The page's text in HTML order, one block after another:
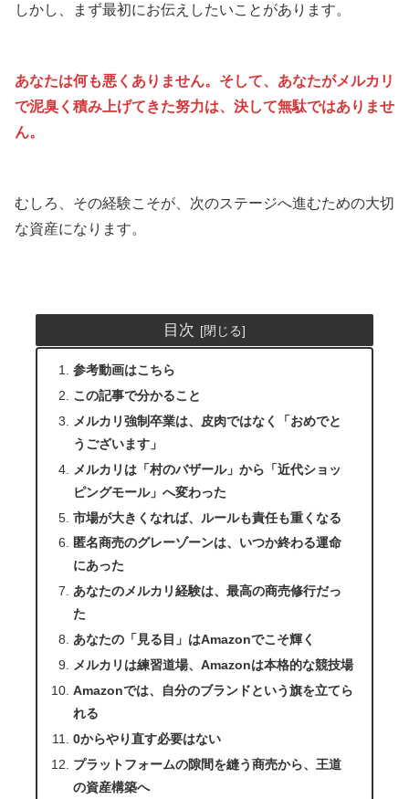
しかし、まず最初にお伝えしたいことがあります。
あなたは何も悪くありません。そして、あなたがメルカリ
で泥臭く積み上げてきた努力は、決して無駄ではありませ
ん。
むしろ、その経験こそが、次のステージへ進むための大切
な資産になります。
目次
参考動画はこちら
この記事で分かること
メルカリ強制卒業は、皮肉ではなく「おめでと
うございます」
メルカリは「村のバザール」から「近代ショッ
ピングモール」へ変わった
市場が大きくなれば、ルールも責任も重くなる
匿名商売のグレーゾーンは、いつか終わる運命
にあった
あなたのメルカリ経験は、最高の商売修行だっ
た
あなたの「見る目」はAmazonでこそ輝く
メルカリは練習道場、Amazonは本格的な競技場
Amazonでは、自分のブランドという旗を立てら
れる
0からやり直す必要はない
プラットフォームの隙間を縫う商売から、王道
の資産構築へ